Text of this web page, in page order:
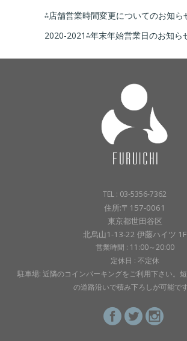
⁂店舗営業時間変更についてのお知ら
2020-2021⁂年末年始営業日のお知ら
TEL : 03-5356-7362
住所:〒157-0061
東京都世田谷区
北烏山1-13-22 伊藤ハイツ 1F
営業時間 : 11:00～20:00
定休日 : 不定休
駐車場: 近隣のコインパーキングをご利用下さい。
の道路沿いで積み下ろしが可能です